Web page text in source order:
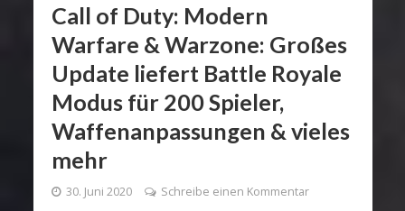
Call of Duty: Modern
Warfare & Warzone: Großes
Update liefert Battle Royale
Modus für 200 Spieler,
Waffenanpassungen & vieles
mehr
30. Juni 2020 Schreibe einen Kommentar